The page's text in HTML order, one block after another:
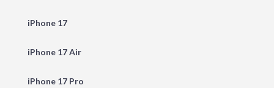
iPhone 17
iPhone 17 Air
iPhone 17 Pro